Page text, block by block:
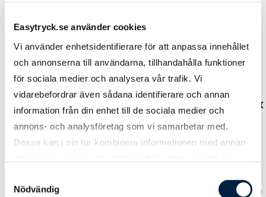
Easytryck.se använder cookies
Vi använder enhetsidentifierare för att anpassa innehållet
och annonserna till användarna, tillhandahålla funktioner
för sociala medier och analysera vår trafik. Vi
vidarebefordrar även sådana identifierare och annan
information från din enhet till de sociala medier och
annons- och analysföretag som vi samarbetar med.
Dessa kan i sin tur kombinera informationen med annan
Nödvändig
Prislista
Antal 1750 3150 5250 10150
Pris kr / st 7,20 4,70 4,00
Ladda upp tryckoriginal 0,00 0,00